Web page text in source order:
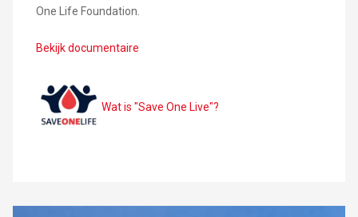
One Life Foundation.
Bekijk documentaire
Wat is "Save One Live"?